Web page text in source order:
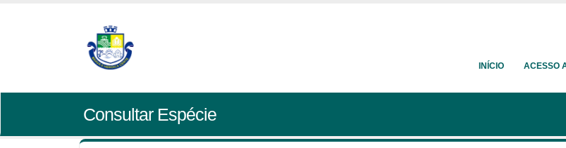
INÍCIO ACESSO
Consultar Espécie